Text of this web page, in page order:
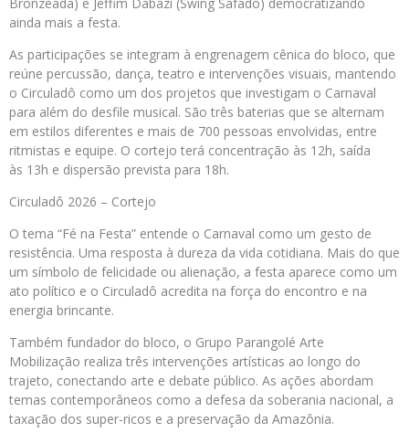
ainda mais a festa.
As participações se integram à engrenagem cênica do bloco, que
reúne percussão, dança, teatro e intervenções visuais, mantendo
o Circuladô como um dos projetos que investigam o Carnaval
para além do desfile musical. São três baterias que se alternam
em estilos diferentes e mais de 700 pessoas envolvidas, entre
ritmistas e equipe. O cortejo terá concentração às 12h, saída
às 13h e dispersão prevista para 18h.
Circuladô 2026 – Cortejo
O tema “Fé na Festa” entende o Carnaval como um gesto de
resistência. Uma resposta à dureza da vida cotidiana. Mais do que
um símbolo de felicidade ou alienação, a festa aparece como um
ato político e o Circuladô acredita na força do encontro e na
energia brincante.
Também fundador do bloco, o Grupo Parangolé Arte
Mobilização realiza três intervenções artísticas ao longo do
trajeto, conectando arte e debate público. As ações abordam
temas contemporâneos como a defesa da soberania nacional, a
taxação dos super-ricos e a preservação da Amazônia.